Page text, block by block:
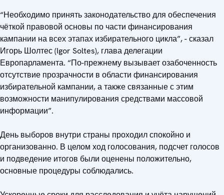
“Необходимо принять законодательство для обеспечения
чёткой правовой основы по части финансирования
кампании на всех этапах избирательного цикла”, - сказал
Игорь Шолтес (Igor Soltes), глава делегации
Европарламента. “По-прежнему вызывает озабоченность
отсутствие прозрачности в области финансирования
избирательной кампании, а также связанные с этим
возможности манипулирования средствами массовой
информации”.
День выборов внутри страны проходил спокойно и
организованно. В целом ход голосования, подсчет голосов
и подведение итогов были оценены положительно,
основные процедуры соблюдались.